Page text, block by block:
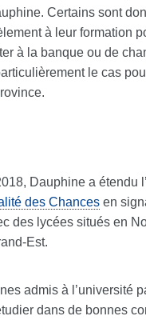
Certains sont
à leur formation
à la banque ou de
le cas
Dauphine a étendu
des Chances en
des lycées situés en
Est.
admis à l’université
dans de bonnes